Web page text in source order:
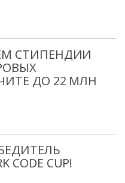
СТИПЕНДИИ
ДО 22 МЛН
CUP!